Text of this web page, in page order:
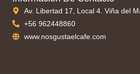
Av. Libertad 17, Local 4. Viña del
+56 962448860
www.nosgustaelcafe.com